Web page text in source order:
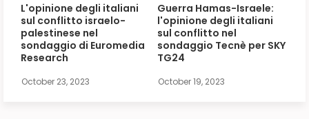
L'opinione degli italiani
sul conflitto israelo-
palestinese nel
sondaggio di Euromedia
Research
October 23, 2023
Guerra Hamas-Israele:
l'opinione degli italiani
sul conflitto nel
sondaggio Tecnè per SKY
TG24
October 19, 2023